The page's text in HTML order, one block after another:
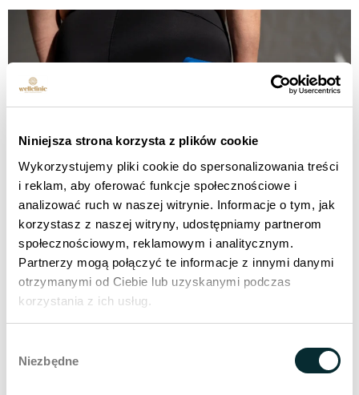
Niniejsza strona korzysta z plików cookie
Wykorzystujemy pliki cookie do spersonalizowania treści
i reklam, aby oferować funkcje społecznościowe i
analizować ruch w naszej witrynie. Informacje o tym, jak
korzystasz z naszej witryny, udostępniamy partnerom
społecznościowym, reklamowym i analitycznym.
Partnerzy mogą połączyć te informacje z innymi danymi
otrzymanymi od Ciebie lub uzyskanymi podczas
korzystania z ich usług.
zgody
Niezbędne
Коррекция фигуры не дает вам спать по ночам? Вы
мечтаете об идеальных бедрах и ягодицах?
Познакомьтесь с WELLBODY - запатентованной
терапией коррекции фигуры, которую предлагает
Wellclinic. Благодаря современным технологиям и
индивидуальному подходу WELLBODY эффективно
улучшает контуры тела, уменьшает целлюлит и
делает кожу более упругой. Благодаря WELLBODY
упругие ягодицы не будут недостижимы. Наш